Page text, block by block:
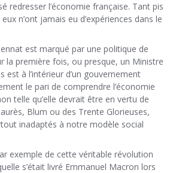
redresser l’économie française. Tant pis
n’ont jamais eu d’expériences dans le
est marqué par une politique de
la première fois, ou presque, un Ministre
est à l’intérieur d’un gouvernement
le pari de comprendre l’économie
telle qu’elle devrait être en vertu de
Blum ou des Trente Glorieuses,
inadaptés à notre modèle social
exemple de cette véritable révolution
s’était livré Emmanuel Macron lors